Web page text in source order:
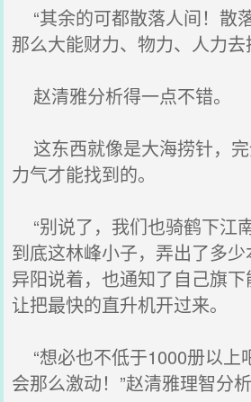
“其余的可都散落人间！散
那么大能财力、物力、人力去
赵清雅分析得一点不错。
这东西就像是大海捞针，
力气才能找到的。
“别说了，我们也骑鹤下江
到底这林峰小子，弄出了多少
异阳说着，也通知了自己旗下
让把最快的直升机开过来。
“想必也不低于1000册以上
会那么激动！”赵清雅理智分析